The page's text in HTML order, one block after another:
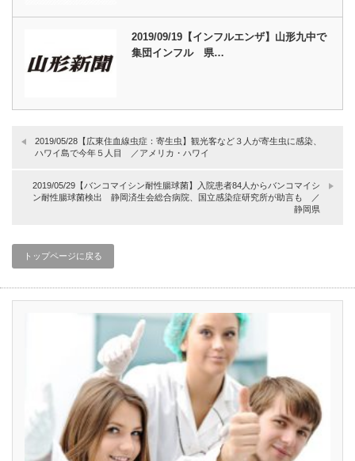
2019/09/19【インフルエンザ】山形九中で
集団インフル 県…
2019/05/28【広東住血線虫症：寄生虫】観光客など３人が寄生虫に感染、
ハワイ島で今年５人目 ／アメリカ・ハワイ
2019/05/29【バンコマイシン耐性腸球菌】入院患者84人からバンコマイシ
ン耐性腸球菌検出 静岡済生会総合病院、国立感染症研究所が助言も ／
静岡県
トップページに戻る